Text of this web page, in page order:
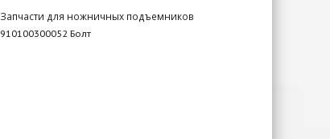
Запчасти для ножничных подъемников
910100300052 Болт